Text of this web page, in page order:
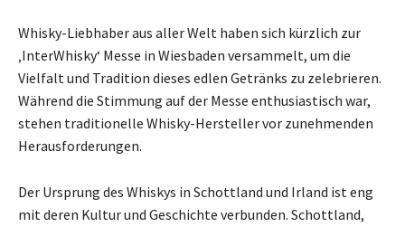
Whisky-Liebhaber aus aller Welt haben sich kürzlich zur
‚InterWhisky‘ Messe in Wiesbaden versammelt, um die
Vielfalt und Tradition dieses edlen Getränks zu zelebrieren.
Während die Stimmung auf der Messe enthusiastisch war,
stehen traditionelle Whisky-Hersteller vor zunehmenden
Herausforderungen.
Der Ursprung des Whiskys in Schottland und Irland ist eng
mit deren Kultur und Geschichte verbunden. Schottland,